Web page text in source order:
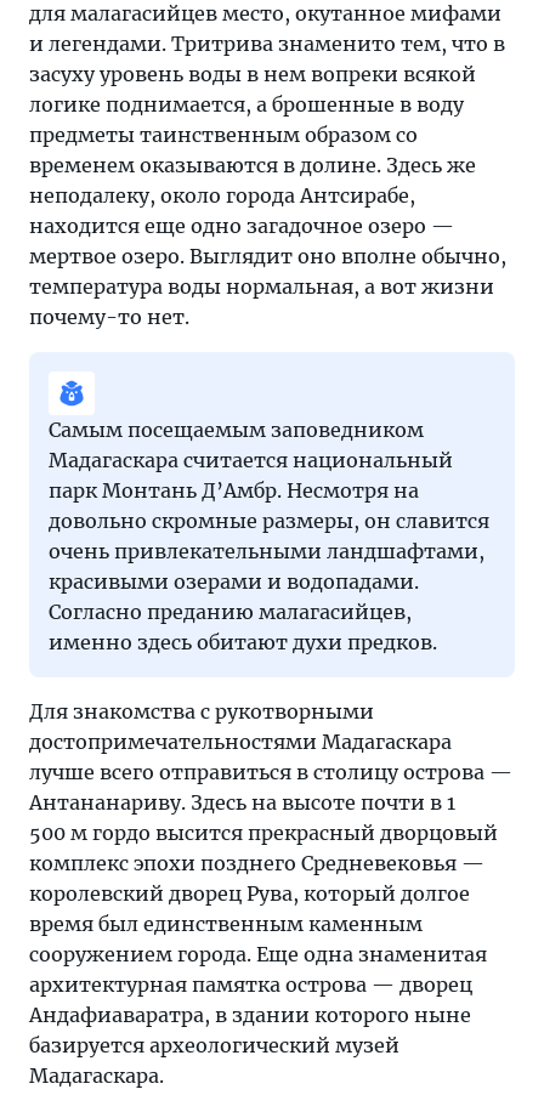
для малагасийцев место, окутанное мифами
и легендами. Тритрива знаменито тем, что в
засуху уровень воды в нем вопреки всякой
логике поднимается, а брошенные в воду
предметы таинственным образом со
временем оказываются в долине. Здесь же
неподалеку, около города Антсирабе,
находится еще одно загадочное озеро —
мертвое озеро. Выглядит оно вполне обычно,
температура воды нормальная, а вот жизни
почему-то нет.
Самым посещаемым заповедником
Мадагаскара считается национальный
парк Монтань Д’Амбр. Несмотря на
довольно скромные размеры, он славится
очень привлекательными ландшафтами,
красивыми озерами и водопадами.
Согласно преданию малагасийцев,
именно здесь обитают духи предков.
Для знакомства с рукотворными
достопримечательностями Мадагаскара
лучше всего отправиться в столицу острова —
Антананариву. Здесь на высоте почти в 1
500 м гордо высится прекрасный дворцовый
комплекс эпохи позднего Средневековья —
королевский дворец Рува, который долгое
время был единственным каменным
сооружением города. Еще одна знаменитая
архитектурная памятка острова — дворец
Андафиаваратра, в здании которого ныне
базируется археологический музей
Мадагаскара.